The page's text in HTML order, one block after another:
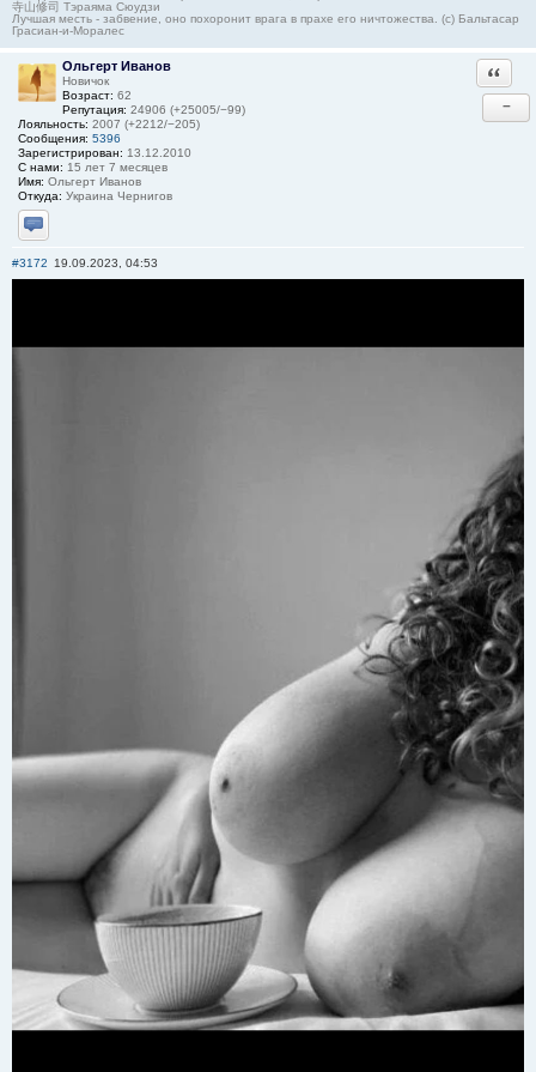
寺山修司 Тэраяма Сюудзи
Лучшая месть - забвение, оно похоронит врага в прахе его ничтожества. (с) Бальтасар
Грасиан-и-Моралес
Ольгерт Иванов
Новичок
Возраст: 62
Репутация: 24906 (+25005/−99)
Лояльность: 2007 (+2212/−205)
Сообщения: 5396
Зарегистрирован: 13.12.2010
С нами: 15 лет 7 месяцев
Имя: Ольгерт Иванов
Откуда: Украина Чернигов
Отправить личное сообщение
−
#3172 19.09.2023, 04:53